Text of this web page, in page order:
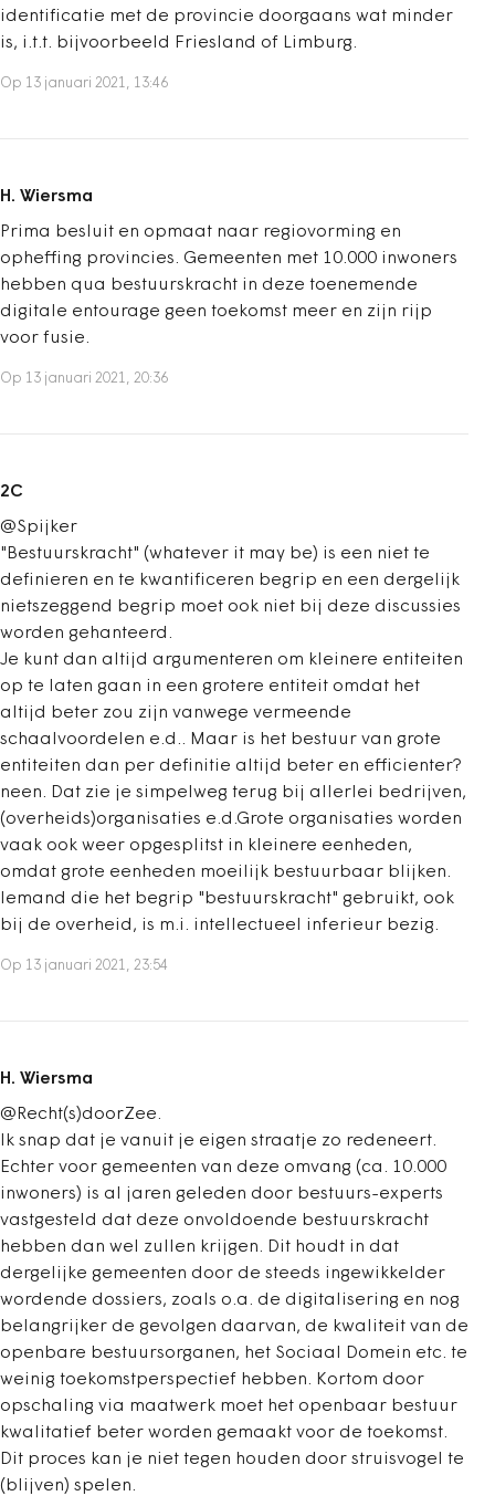
identificatie met de provincie doorgaans wat minder
is, i.t.t. bijvoorbeeld Friesland of Limburg.
Op 13 januari 2021, 13:46
H. Wiersma
Prima besluit en opmaat naar regiovorming en
opheffing provincies. Gemeenten met 10.000 inwoners
hebben qua bestuurskracht in deze toenemende
digitale entourage geen toekomst meer en zijn rijp
voor fusie.
Op 13 januari 2021, 20:36
2C
@Spijker
"Bestuurskracht" (whatever it may be) is een niet te
definieren en te kwantificeren begrip en een dergelijk
nietszeggend begrip moet ook niet bij deze discussies
worden gehanteerd.
Je kunt dan altijd argumenteren om kleinere entiteiten
op te laten gaan in een grotere entiteit omdat het
altijd beter zou zijn vanwege vermeende
schaalvoordelen e.d.. Maar is het bestuur van grote
entiteiten dan per definitie altijd beter en efficienter?
neen. Dat zie je simpelweg terug bij allerlei bedrijven,
(overheids)organisaties e.d.Grote organisaties worden
vaak ook weer opgesplitst in kleinere eenheden,
omdat grote eenheden moeilijk bestuurbaar blijken.
Iemand die het begrip "bestuurskracht" gebruikt, ook
bij de overheid, is m.i. intellectueel inferieur bezig.
Op 13 januari 2021, 23:54
H. Wiersma
@Recht(s)doorZee.
Ik snap dat je vanuit je eigen straatje zo redeneert.
Echter voor gemeenten van deze omvang (ca. 10.000
inwoners) is al jaren geleden door bestuurs-experts
vastgesteld dat deze onvoldoende bestuurskracht
hebben dan wel zullen krijgen. Dit houdt in dat
dergelijke gemeenten door de steeds ingewikkelder
wordende dossiers, zoals o.a. de digitalisering en nog
belangrijker de gevolgen daarvan, de kwaliteit van de
openbare bestuursorganen, het Sociaal Domein etc. te
weinig toekomstperspectief hebben. Kortom door
opschaling via maatwerk moet het openbaar bestuur
kwalitatief beter worden gemaakt voor de toekomst.
Dit proces kan je niet tegen houden door struisvogel te
(blijven) spelen.